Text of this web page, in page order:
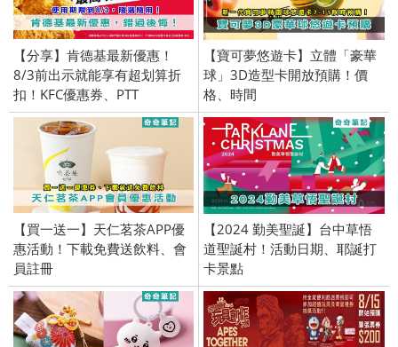
【分享】肯德基最新優惠！
8/3前出示就能享有超划算折
扣！KFC優惠券、PTT
【寶可夢悠遊卡】立體「豪華
球」3D造型卡開放預購！價
格、時間
【買一送一】天仁茗茶APP優
惠活動！下載免費送飲料、會
員註冊
【2024 勤美聖誕】台中草悟
道聖誕村！活動日期、耶誕打
卡景點